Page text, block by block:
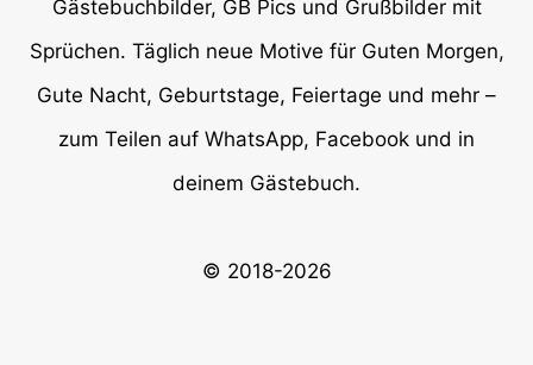
Gästebuchbilder, GB Pics und Grußbilder mit
Sprüchen. Täglich neue Motive für Guten Morgen,
Gute Nacht, Geburtstage, Feiertage und mehr –
zum Teilen auf WhatsApp, Facebook und in
deinem Gästebuch.
© 2018-2026